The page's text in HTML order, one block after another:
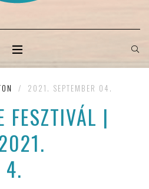
/ 2021. SEPTEMBER 04.
FESZTIVÁL |
4.